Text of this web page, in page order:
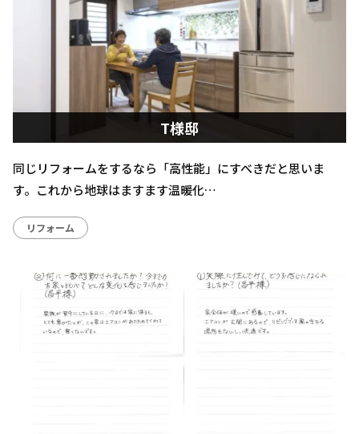
T様邸
同じリフォームをするなら「高性能」にすべきだと思いま
す。これから地球はますます温暖化…
リフォーム